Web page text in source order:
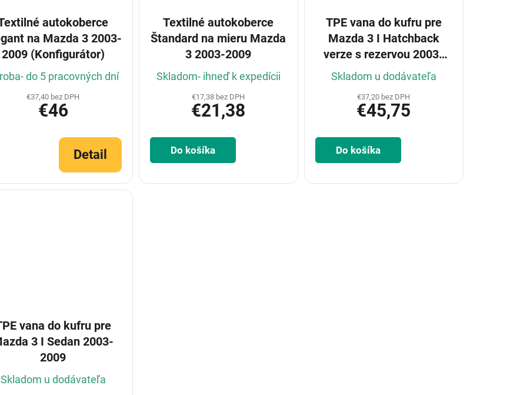
autokoberce
na Mazda 3 2003-
2009 (Konfigurátor)
do 5 pracovných dní
€37,40 bez DPH
€46
Detail
Textilné autokoberce
Štandard na mieru Mazda
3 2003-2009
Skladom- ihneď k expedícii
€17,38 bez DPH
€21,38
Do košíka
TPE vana do kufru pre
Mazda 3 I Hatchback
verze s rezervou 2003-
2009
Skladom u dodávateľa
€37,20 bez DPH
€45,75
Do košíka
vana do kufru pre
3 I Sedan 2003-
2009
Skladom u dodávateľa